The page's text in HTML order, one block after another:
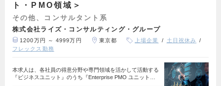
ト・PMO領域＞
その他、コンサルタント系
株式会社ライズ・コンサルティング・グループ
1200万円 ～ 4999万円 東京都 上場企業
土日祝休み
フレックス勤務
本求人は、各社員の得意分野や専門領域を活かして活動する
『ビジネスユニット』のうち『Enterprise PMO ユニット…